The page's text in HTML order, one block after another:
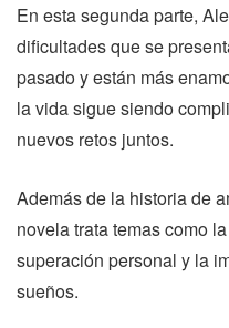
En esta segunda parte,
dificultades que se
pasado y están más
la vida sigue siendo
nuevos retos juntos.
Además de la historia de
novela trata temas como
superación personal y la
sueños.